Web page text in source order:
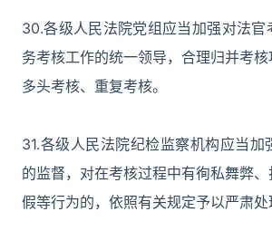
30.各级人民法院党组应当加强对法官
务考核工作的统一领导，合理归并考
多头考核、重复考核。
31.各级人民法院纪检监察机构应当加
的监督，对在考核过程中有徇私舞弊
假等行为的，依照有关规定予以严肃处